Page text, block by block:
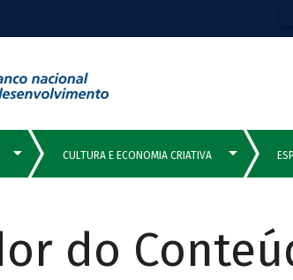
do